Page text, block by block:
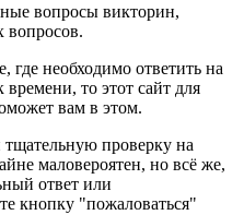
вопросы викторин,
вопросов.
где необходимо ответить на
то этот сайт для
вам в этом.
проверку на
маловероятен, но всё же,
ответ или
кнопку "пожаловаться"